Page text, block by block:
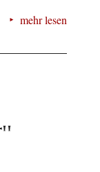
mehr lesen